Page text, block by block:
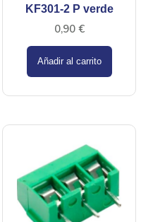
KF301-2 P verde
0,90 €
Añadir al carrito